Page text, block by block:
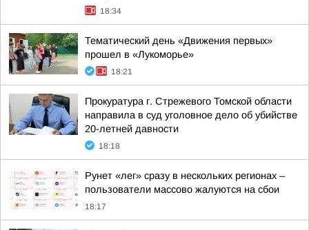
18:34
Тематический день «Движения первых»
прошел в «Лукоморье»
18:21
Прокуратура г. Стрежевого Томской области
направила в суд уголовное дело об убийстве
20-летней давности
18:18
Рунет «лег» сразу в нескольких регионах –
пользователи массово жалуются на сбои
18:17